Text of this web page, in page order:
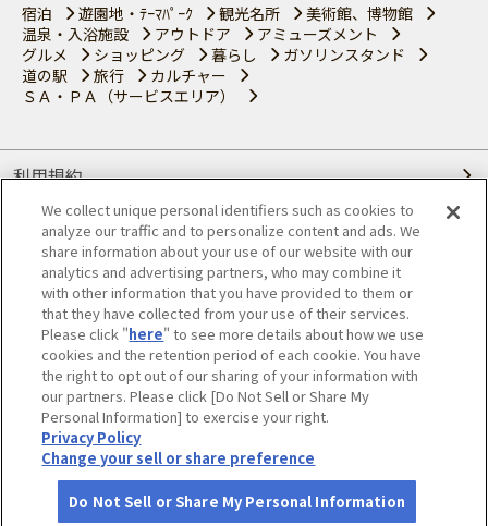
宿泊
遊園地・ﾃｰﾏﾊﾟｰｸ 観光名所
美術館、博物館
温泉・入浴施設
アウトドア
アミューズメント
グルメ
ショッピング 暮らし
ガソリンスタンド
道の駅
旅行
カルチャー
ＳＡ・ＰＡ（サービスエリア）
利用規約
個人情報の取り扱いについて
会員優待サービスの提携をご検討の方へ
JAFホームページ
© JAPAN AUTOMOBILE FEDERATION. All rights reserved.
さがす コース作成 アカウント 地図 お役立ち
We collect unique personal identifiers such as cookies to
analyze our traffic and to personalize content and ads. We
share information about your use of our website with our
analytics and advertising partners, who may combine it
with other information that you have provided to them or
that they have collected from your use of their services.
Please click "here" to see more details about how we use
cookies and the retention period of each cookie. You have
the right to opt out of our sharing of your information with
our partners. Please click [Do Not Sell or Share My
Personal Information] to exercise your right.
Privacy Policy
Change your sell or share preference
Do Not Sell or Share My Personal Information